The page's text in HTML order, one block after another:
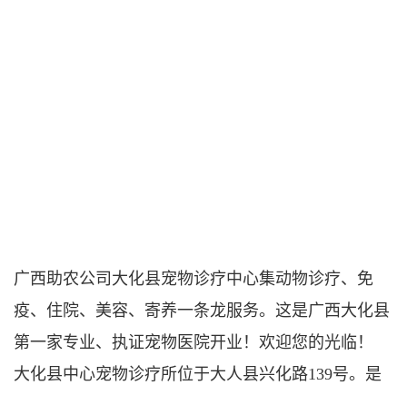
广西助农公司大化县宠物诊疗中心集动物诊疗、免
疫、住院、美容、寄养一条龙服务。这是广西大化县
第一家专业、执证宠物医院开业！欢迎您的光临！
大化县中心宠物诊疗所位于大人县兴化路139号。是